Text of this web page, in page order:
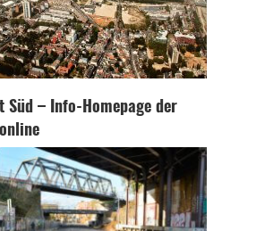
Süd – Info-Homepage der